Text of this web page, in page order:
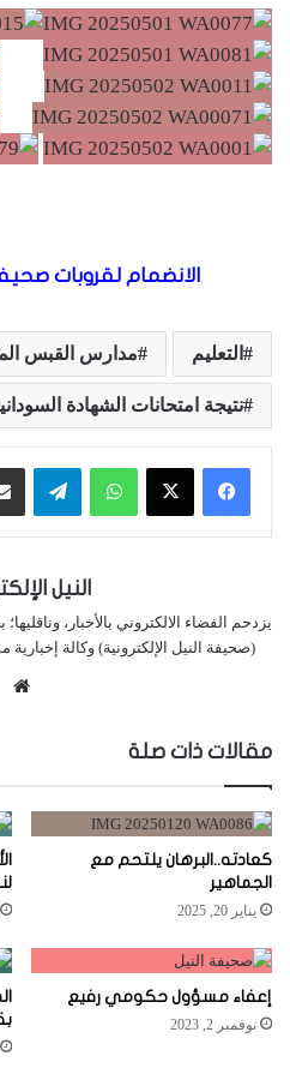
الانضمام لقروبات
التعليم مدارس القبس
نتيجة امتحانات الشهادة
واتساب
النيل
يزدحم الفضاء الالكتروني بالأخبار،
(صحيفة النيل الإلكترونية) وكالة إخبارية
مقالات ذات صلة
كعادته..البرهان يلتحم مع
الجماهير
يناير 20, 2025
إعفاء مسؤول حكومي رفيع
نوفمبر 2, 2023